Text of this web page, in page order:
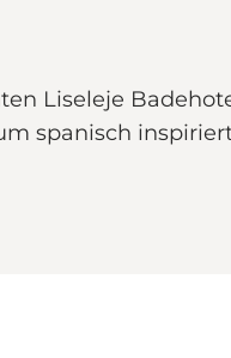
Liseleje
spanisch